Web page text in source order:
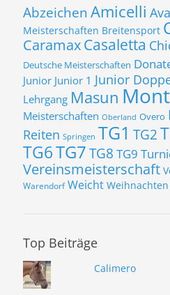
Abzeichen Amicelli
Meisterschaften Breitensport
CaramaxCasaletta
Deutsche Meisterschaften
Junior Junior 1 Junior
Lehrgang Masun
Meisterschaften Oberland Overo
Reiten Springen TG1 TG2
TG6TG7TG8 TG9
Vereinsmeisterschaft
Warendorf Weicht Weihnachten
Top Beiträge
Calimero